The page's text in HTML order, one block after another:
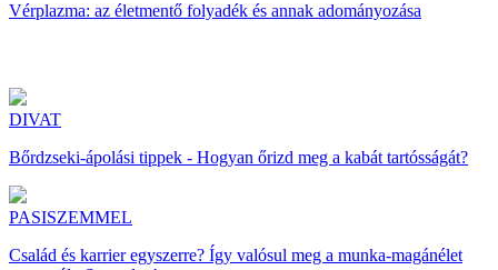
Vérplazma: az életmentő folyadék és annak adományozása
DIVAT
Bőrdzseki-ápolási tippek - Hogyan őrizd meg a kabát tartósságát?
PASISZEMMEL
Család és karrier egyszerre? Így valósul meg a munka-magánélet